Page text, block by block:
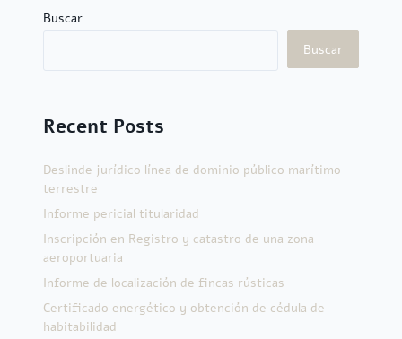
Buscar
Buscar
Recent Posts
Deslinde jurídico línea de dominio público marítimo
terrestre
Informe pericial titularidad
Inscripción en Registro y catastro de una zona
aeroportuaria
Informe de localización de fincas rústicas
Certificado energético y obtención de cédula de
habitabilidad